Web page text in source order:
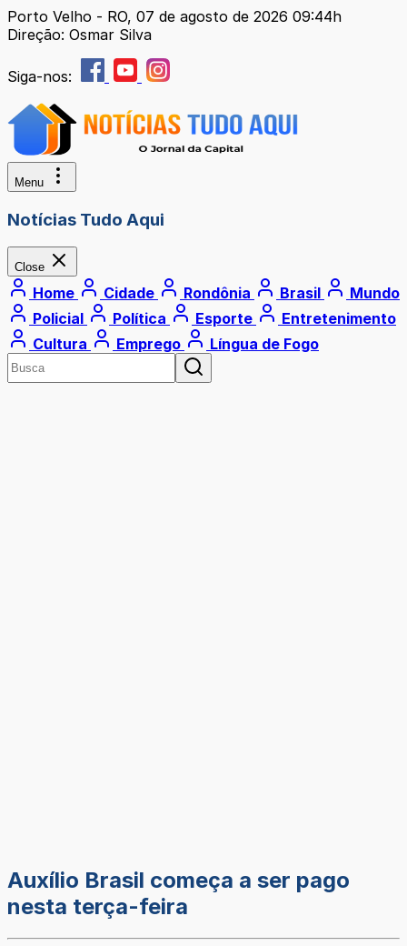
Porto Velho - RO, 07 de agosto de 2026 09:44h
Direção: Osmar Silva
Siga-nos:
Menu
Notícias Tudo Aqui
Close
Home Cidade Rondônia Brasil
Mundo
Policial
Política Esporte
Entretenimento
Cultura
Emprego Língua de Fogo
Auxílio Brasil começa a ser pago
nesta terça-feira